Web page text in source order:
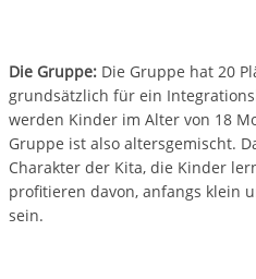
Die Gruppe:Die Gruppe hat 20
grundsätzlich für ein
werden Kinder im Alter von 18
Gruppe ist also altersgemischt.
Charakter der Kita, die Kinder
profitieren davon, anfangs klein
sein.